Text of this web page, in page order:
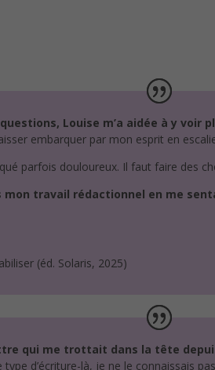
Louise m’a aidée à y voir
embarquer par mon esprit en
parfois douloureux. Il faut faire des
mon travail rédactionnel en me
(éd. Solaris, 2025)
qui me trottait dans la tête
type d’écriture-là, je ne le connaissais